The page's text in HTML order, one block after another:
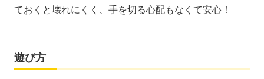
ておくと壊れにくく、手を切る心配もなくて安心！
遊び方